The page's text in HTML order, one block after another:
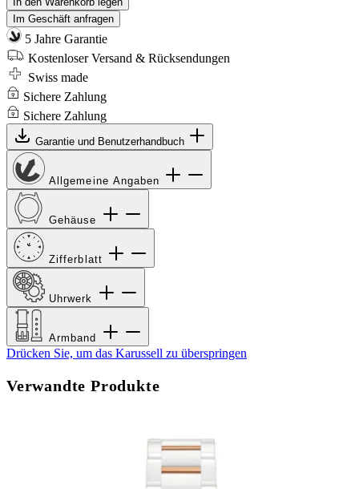
Im Geschäft anfragen
5 Jahre Garantie
Kostenloser Versand & Rücksendungen
Swiss made
Sichere Zahlung
Sichere Zahlung
Garantie und Benutzerhandbuch
Allgemeine Angaben
Gehäuse
Zifferblatt
Uhrwerk
Armband
Drücken Sie, um das Karussell zu überspringen
Verwandte Produkte